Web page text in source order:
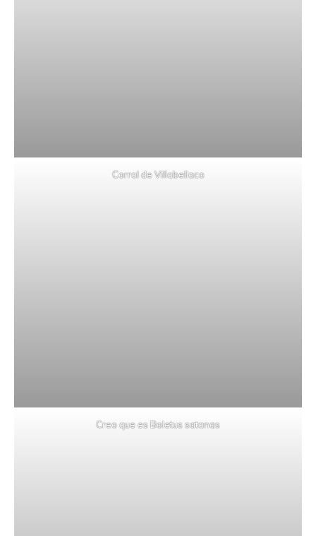
Corral de Villabellaco
Creo que es Boletus satanas